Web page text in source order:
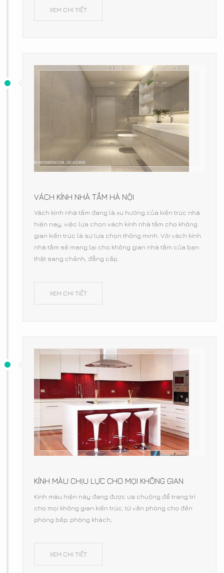
XEM CHI TIẾT
VÁCH KÍNH NHÀ TẮM HÀ NỘI
Vách kính nhà tắm đang là xu hướng của kiến trúc nhà
hiện nay, việc lựa chọn vách kính nhà tắm cho không
gian kiến trúc là sự lựa chọn thông minh. Với vách kính
nhà tắm sẽ mang lại cho không gian nhà tắm của bạn
thật sang chảnh, đẳng cấp.
XEM CHI TIẾT
KÍNH MÀU CHỊU LỰC CHO MỌI KHÔNG GIAN
Kính màu hiện này đang được ưa chuộng để trang trí
cho mọi không gian kiến trúc, từ văn phòng cho đến
phòng bếp, phòng khách,
XEM CHI TIẾT